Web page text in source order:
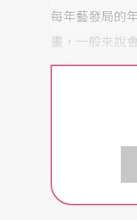
每年藝發局的
畫，一般來說
影響，藝團遲
（如世界性
減資助，讓
最後藝團在6
「同流」兩個
進進戲劇工